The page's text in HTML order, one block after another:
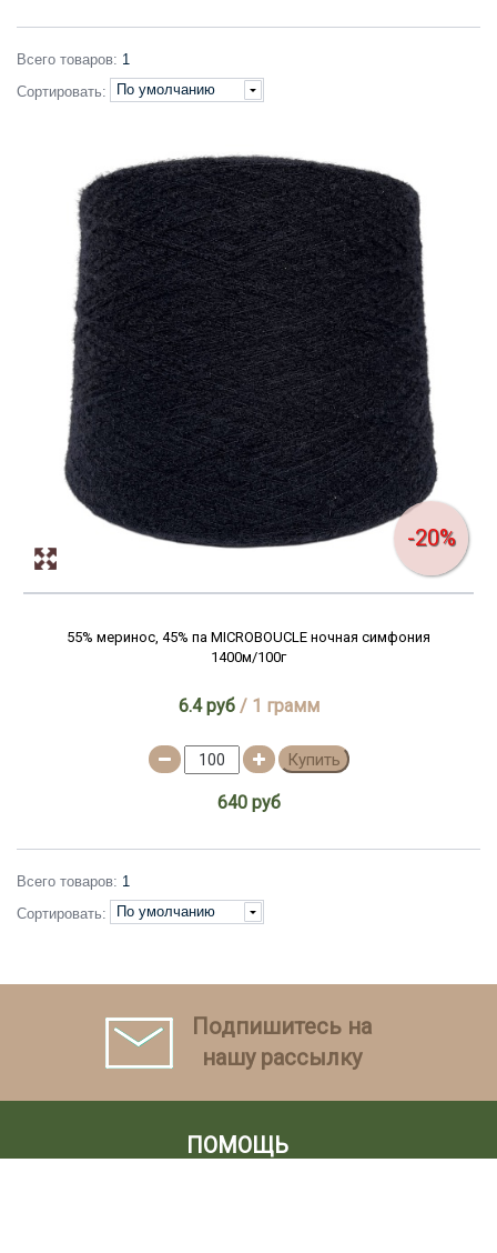
370м/100г
400м/100г
470м/100г
530м/100г
560м/100г
600м/100г
750м/100г
760м/100г
Всего товаров: 1
Сортировать:
По умолчанию
-20%
55% меринос, 45% па MICROBOUCLE ночная симфония
1400м/100г
6.4 руб/ 1 грамм
Купить
640 руб
Всего товаров: 1
Сортировать:
По умолчанию
Подпишитесь на
нашу рассылку
ПОМОЩЬ